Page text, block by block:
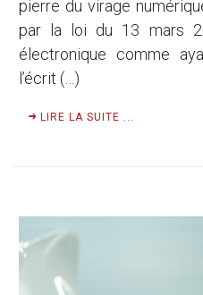
pierre du virage
par la loi du 13 mars
électronique comme
l’écrit (…)
LIRE LA SUITE ...